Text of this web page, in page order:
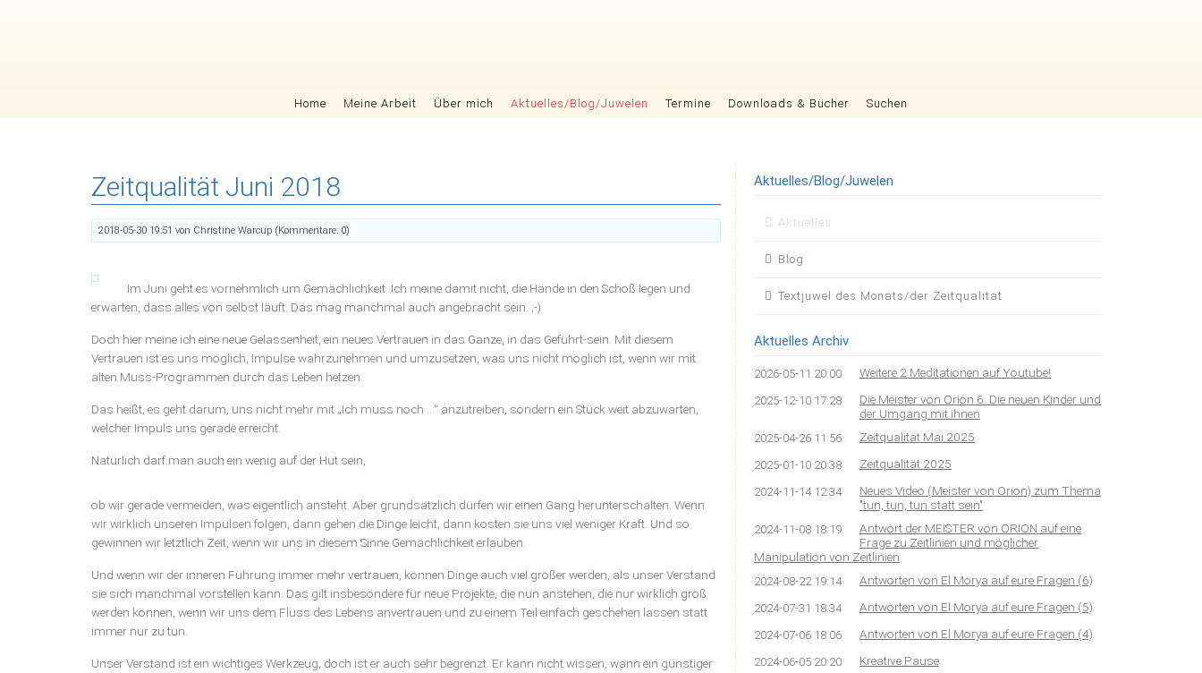
Home Meine Arbeit Über mich Aktuelles/Blog/Juwelen Termine Downloads & Bücher Suchen
Zeitqualität Juni 2018
2018-05-30 19:51 von Christine Warcup (Kommentare: 0)
Im Juni geht es vornehmlich um Gemächlichkeit. Ich meine damit nicht, die Hände in den Schoß legen und
erwarten, dass alles von selbst läuft. Das mag manchmal auch angebracht sein. ;-)
Doch hier meine ich eine neue Gelassenheit, ein neues Vertrauen in das Ganze, in das Geführt-sein. Mit diesem
Vertrauen ist es uns möglich, Impulse wahrzunehmen und umzusetzen, was uns nicht möglich ist, wenn wir mit
alten Muss-Programmen durch das Leben hetzen.
Das heißt, es geht darum, uns nicht mehr mit „Ich muss noch …“ anzutreiben, sondern ein Stück weit abzuwarten,
welcher Impuls uns gerade erreicht.
Natürlich darf man auch ein wenig auf der Hut sein,
ob wir gerade vermeiden, was eigentlich ansteht. Aber grundsätzlich dürfen wir einen Gang herunterschalten. Wenn
wir wirklich unseren Impulsen folgen, dann gehen die Dinge leicht, dann kosten sie uns viel weniger Kraft. Und so
gewinnen wir letztlich Zeit, wenn wir uns in diesem Sinne Gemächlichkeit erlauben.
Und wenn wir der inneren Führung immer mehr vertrauen, können Dinge auch viel größer werden, als unser Verstand
sie sich manchmal vorstellen kann. Das gilt insbesondere für neue Projekte, die nun anstehen, die nur wirklich groß
werden können, wenn wir uns dem Fluss des Lebens anvertrauen und zu einem Teil einfach geschehen lassen statt
immer nur zu tun.
Unser Verstand ist ein wichtiges Werkzeug, doch ist er auch sehr begrenzt. Er kann nicht wissen, wann ein günstiger
Aktuelles/Blog/Juwelen
Navigation
Aktuelles
Blog
Textjuwel des Monats/der Zeitqualität
Aktuelles Archiv
2026-05-11 20:00 Weitere 2 Meditationen auf Youtube!
2025-12-10 17:28
Die Meister von Orion 6: Die neuen Kinder und
der Umgang mit ihnen
2025-04-26 11:56 Zeitqualität Mai 2025
2025-01-10 20:38 Zeitqualität 2025
2024-11-14 12:34
Neues Video (Meister von Orion) zum Thema
"tun, tun, tun statt sein"
2024-11-08 18:19
Antwort der MEISTER von ORION auf eine
Frage zu Zeitlinien und möglicher
Manipulation von Zeitlinien
2024-08-22 19:14 Antworten von El Morya auf eure Fragen (6)
2024-07-31 18:34 Antworten von El Morya auf eure Fragen (5)
2024-07-06 18:06 Antworten von El Morya auf eure Fragen (4)
2024-06-05 20:20 Kreative Pause